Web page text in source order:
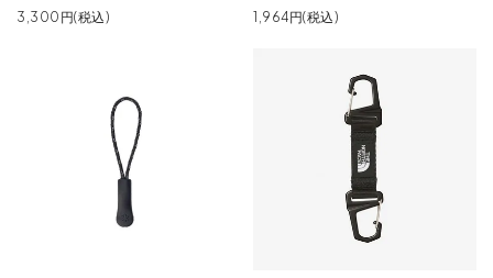
3,300円(税込)
1,964円(税込)